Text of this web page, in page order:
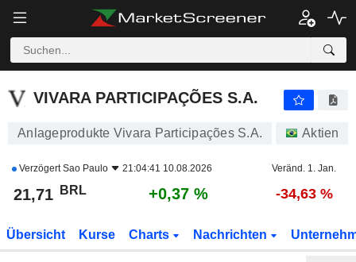
VIVARA PARTICIPAÇÕES S.A.
Anlageprodukte Vivara Participações S.A. Aktien
VerzögertSao Paulo 21:04:41 10.08.2026 Veränd. 1. Jan.
21,71 BRL +0,37 % -34,63 %
Übersicht Kurse Charts Nachrichten